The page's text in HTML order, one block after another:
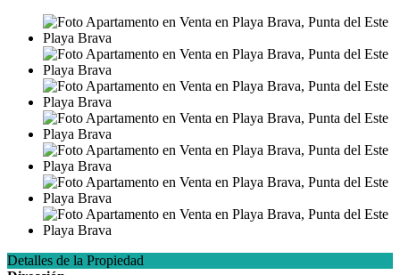
Detalles de la Propiedad